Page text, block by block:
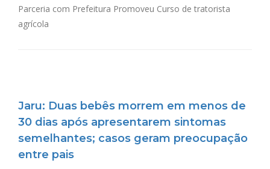
Parceria com Prefeitura Promoveu Curso de tratorista
agrícola
Jaru: Duas bebês morrem em menos de
30 dias após apresentarem sintomas
semelhantes; casos geram preocupação
entre pais